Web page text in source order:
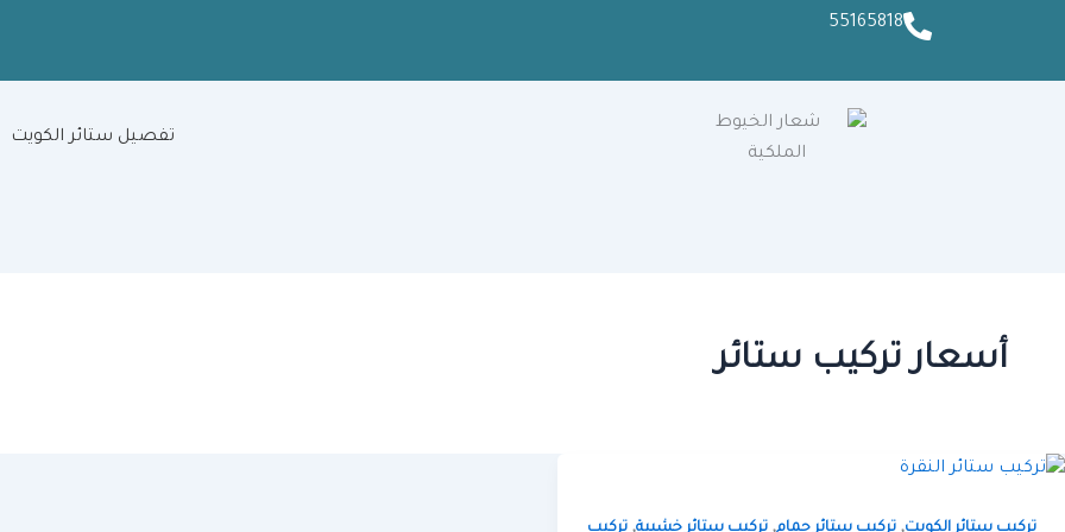
55165818
تفصيل ستائر الكويت
أسعار تركيب ستائر
تركيب ستائر الكويت تركيب ستائر حمام تركيب ستائر خشبية تركيب